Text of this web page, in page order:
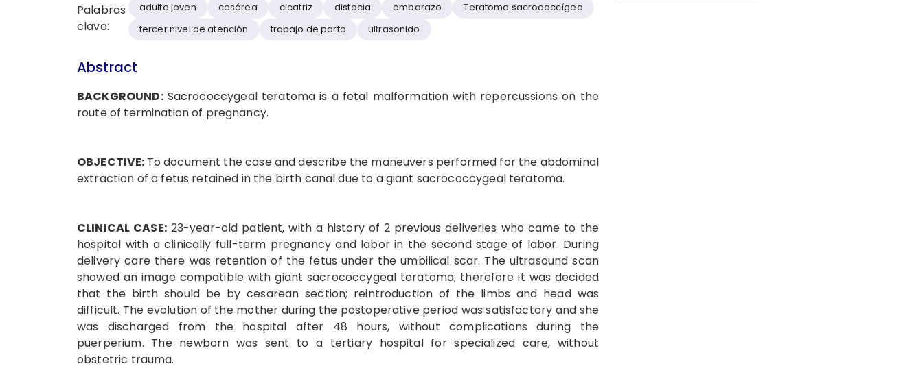
Palabras
clave:
adulto joven cesárea cicatriz distocia embarazo
Teratoma sacrococcígeo
tercer nivel de atención
trabajo de parto ultrasonido
Abstract
BACKGROUND:Sacrococcygeal teratoma is a fetal malformation with repercussions on the
route of termination of pregnancy.
OBJECTIVE: To document the case and describe the maneuvers performed for the abdominal
extraction of a fetus retained in the birth canal due to a giant sacrococcygeal teratoma.
CLINICAL CASE:23-year-old patient, with a history of 2 previous deliveries who came to the
hospital with a clinically full-term pregnancy and labor in the second stage of labor. During
delivery care there was retention of the fetus under the umbilical scar. The ultrasound scan
showed an image compatible with giant sacrococcygeal teratoma; therefore it was decided
that the birth should be by cesarean section; reintroduction of the limbs and head was
difficult. The evolution of the mother during the postoperative period was satisfactory and she
was discharged from the hospital after 48 hours, without complications during the
puerperium. The newborn was sent to a tertiary hospital for specialized care, without
obstetric trauma.